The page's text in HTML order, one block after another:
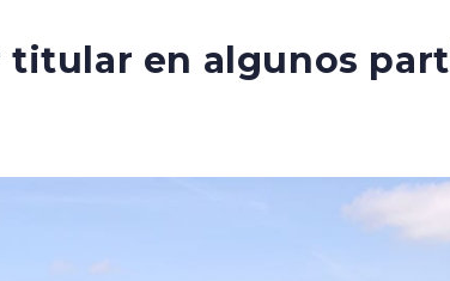
titular en algunos